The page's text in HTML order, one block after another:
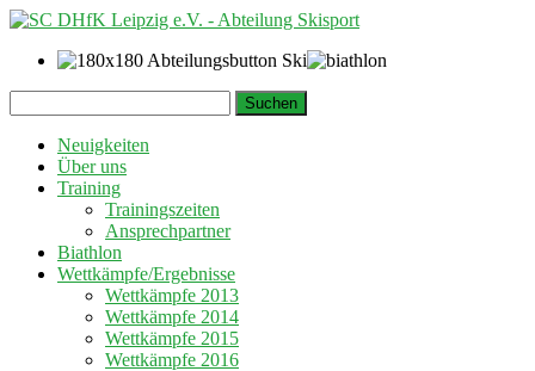
zum
Inhalt
nach:
Neuigkeiten
Über uns
Training
Trainingszeiten
Ansprechpartner
Biathlon
Wettkämpfe/Ergebnisse
Wettkämpfe 2013
Wettkämpfe 2014
Wettkämpfe 2015
Wettkämpfe 2016